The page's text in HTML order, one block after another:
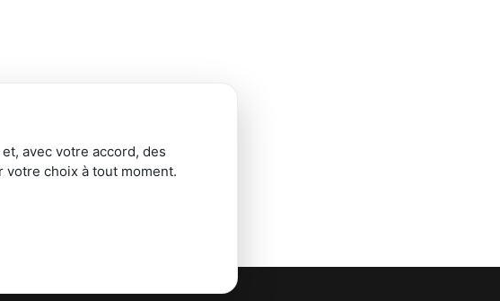
avec votre accord, des
votre choix à tout moment.